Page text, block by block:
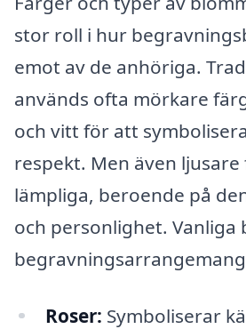
stor roll i hur
emot av de anhöriga.
används ofta mörkare
och vitt för att
respekt. Men även
lämpliga, beroende på
och personlighet. Vanliga
Roser: Symboliserar